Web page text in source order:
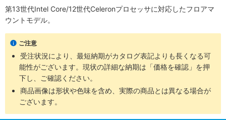
第13世代Intel Core/12世代Celeronプロセッサに対応したフロアマ
ウントモデル。
ご注意
受注状況により、最短納期がカタログ表記よりも長くなる可
能性がございます。現状の詳細な納期は「価格を確認」を押
下し、ご確認ください。
商品画像は形状や色味を含め、実際の商品とは異なる場合が
ございます。